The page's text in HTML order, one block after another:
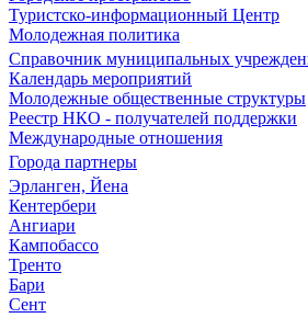
Туристско-информационный Центр
Молодежная политика
Справочник муниципальных
Календарь мероприятий
Молодежные общественные структуры
Реестр НКО - получателей поддержки
Международные отношения
Города партнеры
Эрланген, Йена
Кентербери
Ангиари
Кампобассо
Тренто
Бари
Сент